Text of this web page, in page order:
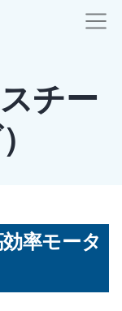
チー
率モータ